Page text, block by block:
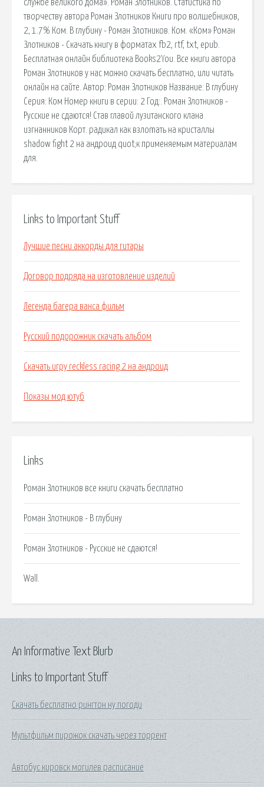
службе великого дома». Роман Злотников. Статистика по
творчеству автора Роман Злотников Книги про волшебников,
2, 1.7% Ком. В глубину - Роман Злотников. Ком. «Ком» Роман
Злотников - Скачать книгу в форматах fb2, rtf, txt, epub.
Бесплатная онлайн библиотека Books2You. Все книги автора
Роман Злотников у нас можно скачать бесплатно, или читать
онлайн на сайте. Автор: Роман Злотников Название: В глубину
Серия: Ком Номер книги в серии: 2 Год:. Роман Злотников -
Русские не сдаются! Став главой лузитанского клана
изгнанников Корт. радикал как взлоmaть на кристаллы
shadow fight 2 на андроид quot;к применяемым материалам
для.
Links to Important Stuff
Лучшие песни аккорды для гитары
Договор подряда на изготовление изделий
Легенда багера ванса фильм
Русский подорожник скачать альбом
Скачать игру reckless racing 2 на андроид
Показы мод ютуб
Links
Роман Злотников все книги скачать бесплатно
Роман Злотников - В глубину
Роман Злотников - Русские не сдаются!
Wall.
Links to Important Stuff
Скачать бесплатно рингтон ну погоди
Мультфильм пирожок скачать через торрент
Автобус кировск могилев расписание
An Informative Text Blurb